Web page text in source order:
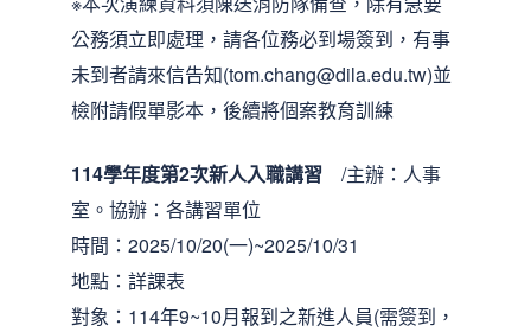
公務須立即處理，請各位務必到場簽到，有事
未到者請來信告知(tom.chang@dila.edu.tw)並
檢附請假單影本，後續將個案教育訓練
114學年度第2次新人入職講習 /主辦：人事
室。協辦：各講習單位
時間：2025/10/20(一)~2025/10/31
地點：詳課表
對象：114年9~10月報到之新進人員(需簽到，